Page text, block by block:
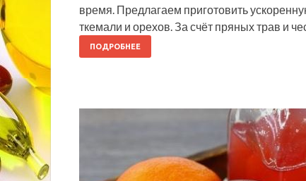
время. Предлагаем приготовить
ткемали и орехов. За счёт пряных трав и
ПОДРОБНЕЕ